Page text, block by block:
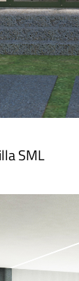
SML